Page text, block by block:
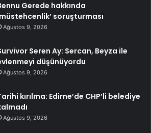
Gerede hakkında
soruşturması
Ağustos 9, 2026
Seren Ay: Sercan, Beyza ile
düşünüyordu
Ağustos 9, 2026
kırılma: Edirne’de CHP’li belediye
Ağustos 9, 2026